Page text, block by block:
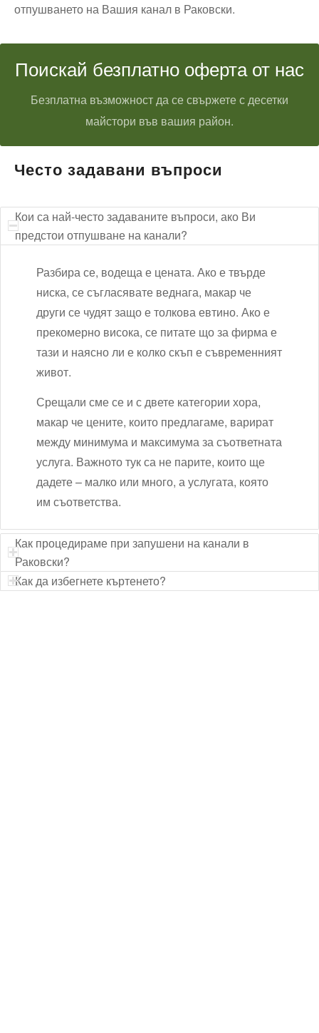
отпушването на Вашия канал в Раковски.
Поискай безплатно оферта от нас
Безплатна възможност да се свържете с десетки
майстори във вашия район.
Често задавани въпроси
Кои са най-често задаваните въпроси, ако Ви
предстои отпушване на канали?
Разбира се, водеща е цената. Ако е твърде
ниска, се съгласявате веднага, макар че
други се чудят защо е толкова евтино. Ако е
прекомерно висока, се питате що за фирма е
тази и наясно ли е колко скъп е съвременният
живот.
Срещали сме се и с двете категории хора,
макар че цените, които предлагаме, варират
между минимума и максимума за съответната
услуга. Важното тук са не парите, които ще
дадете – малко или много, а услугата, която
им съответства.
Как процедираме при запушени на канали в
Раковски?
Как да избегнете къртенето?